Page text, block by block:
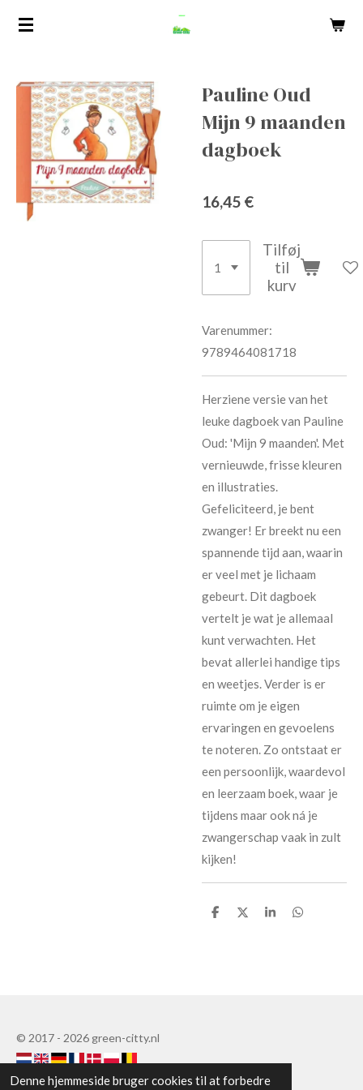
Denne hjemmeside bruger cookies til at forbedre
Spring
Pauline Oud
Mijn 9 maanden
dagboek
16,45 €
Tilføj
til
kurv
Varenummer:
9789464081718
Herziene versie van het
leuke dagboek van Pauline
Oud: 'Mijn 9 maanden'. Met
vernieuwde, frisse kleuren
en illustraties.
Gefeliciteerd, je bent
zwanger! Er breekt nu een
spannende tijd aan, waarin
er veel met je lichaam
gebeurt. Dit dagboek
vertelt je wat je allemaal
kunt verwachten. Het
bevat allerlei handige tips
en weetjes. Verder is er
ruimte om je eigen
ervaringen en gevoelens
te noteren. Zo ontstaat er
een persoonlijk, waardevol
en leerzaam boek, waar je
tijdens maar ook ná je
zwangerschap vaak in zult
kijken!
D
D
D
D
© 2017 - 2026 green-citty.nl